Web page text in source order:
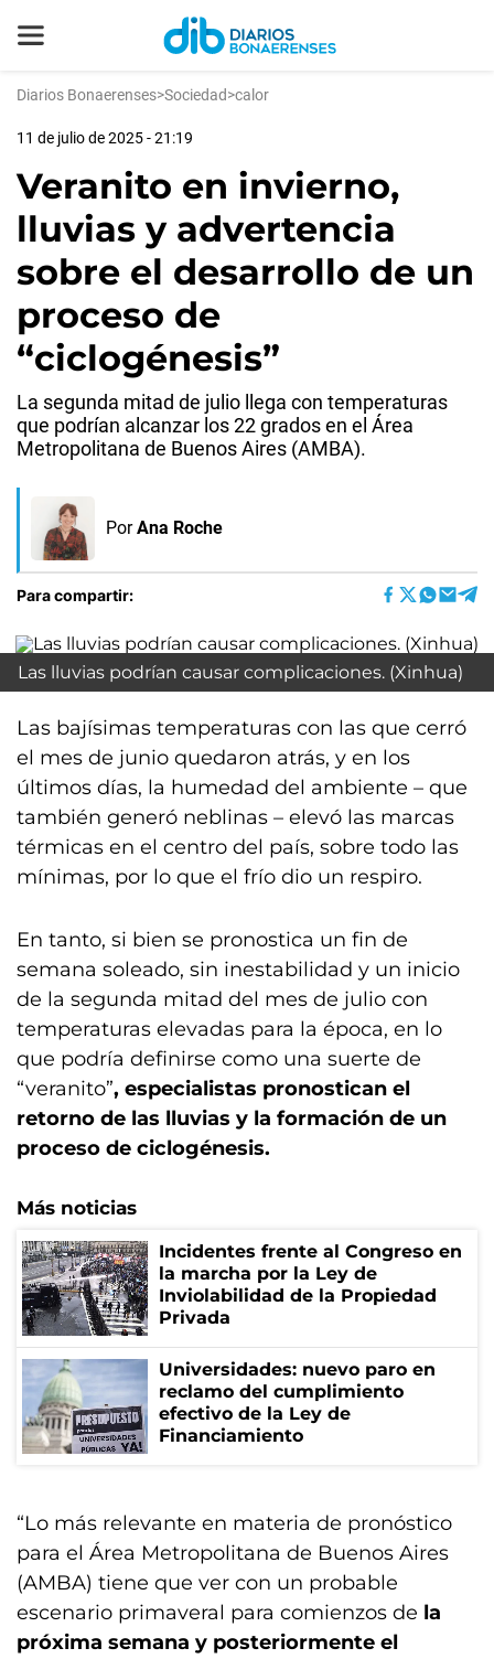
Diarios Bonaerenses>Sociedad>calor
11 de julio de 2025 - 21:19
Veranito en invierno,
lluvias y advertencia
sobre el desarrollo de un
proceso de
“ciclogénesis”
La segunda mitad de julio llega con temperaturas
que podrían alcanzar los 22 grados en el Área
Metropolitana de Buenos Aires (AMBA).
Por Ana Roche
Para compartir:
Las lluvias podrían causar complicaciones. (Xinhua)
Las bajísimas temperaturas con las que cerró
el mes de junio quedaron atrás, y en los
últimos días, la humedad del ambiente – que
también generó neblinas – elevó las marcas
térmicas en el centro del país, sobre todo las
mínimas, por lo que el frío dio un respiro.
En tanto, si bien se pronostica un fin de
semana soleado, sin inestabilidad y un inicio
de la segunda mitad del mes de julio con
temperaturas elevadas para la época, en lo
que podría definirse como una suerte de
“veranito”, especialistas pronostican el
retorno de las lluvias y la formación de un
proceso de ciclogénesis.
Más noticias
Incidentes frente al Congreso en
la marcha por la Ley de
Inviolabilidad de la Propiedad
Privada
Universidades: nuevo paro en
reclamo del cumplimiento
efectivo de la Ley de
Financiamiento
“Lo más relevante en materia de pronóstico
para el Área Metropolitana de Buenos Aires
(AMBA) tiene que ver con un probable
escenario primaveral para comienzos de la
próxima semana y posteriormente el